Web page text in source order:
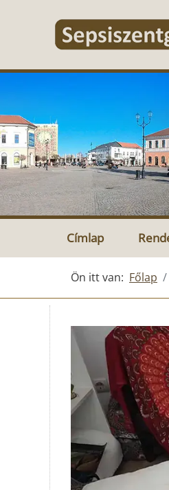
Címlap
Ön itt van: Főlap